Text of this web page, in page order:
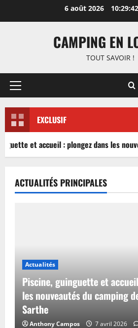
6 août 2026
CAMPING EN
TOUT SAVOIR !
Menu
EXCLUSIF
et accueil : plongez dans les
ACTUALITÉS PRINCIPALES
Actualités
Piscine, guinguette et
les nouveautés du camping
Sarthe
Anthony Campos 7 avril 2026